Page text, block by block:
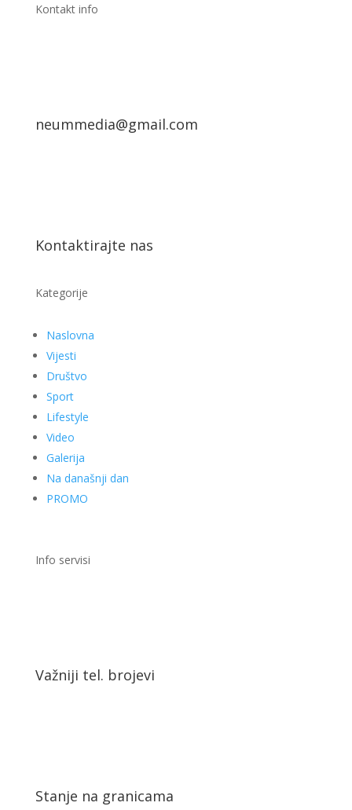
Kontakt info
neummedia@gmail.com
Kontaktirajte nas
Kategorije
Naslovna
Vijesti
Društvo
Sport
Lifestyle
Video
Galerija
Na današnji dan
PROMO
Info servisi
Važniji tel. brojevi
Stanje na granicama